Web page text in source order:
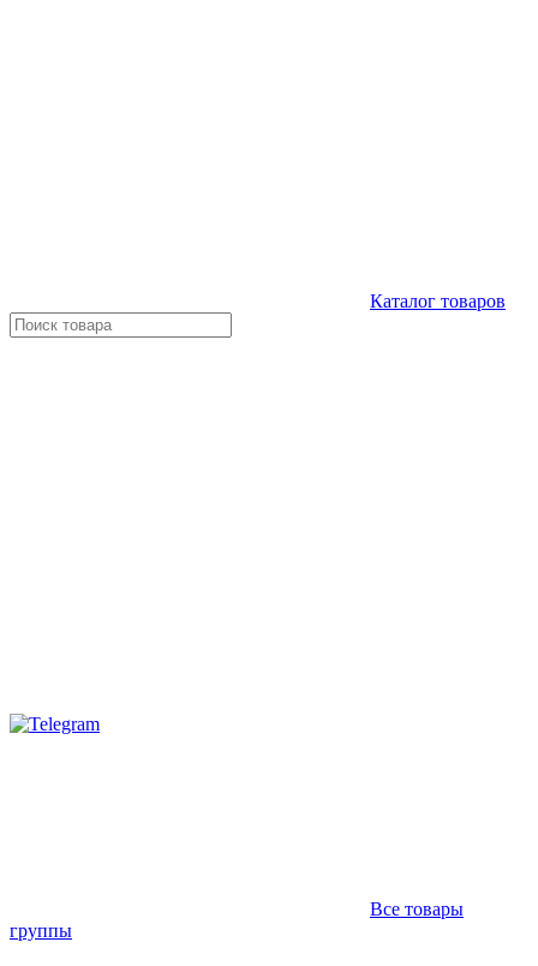
Каталог товаров
Все товары
группы